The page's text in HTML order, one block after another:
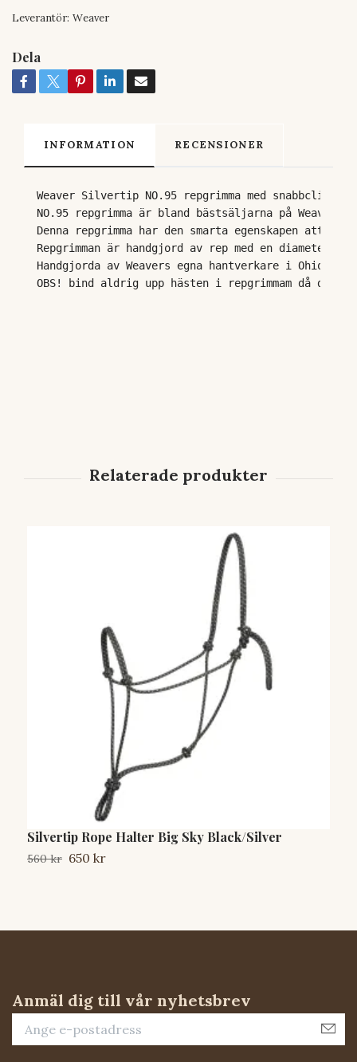
Leverantör: Weaver
Dela
INFORMATION RECENSIONER
Weaver Silvertip NO.95 repgrimma med snabbclip.
NO.95 repgrimma är bland bästsäljarna på
Denna repgrimma har den smarta egenskapen att
Repgrimman är handgjord av rep med en
Handgjorda av Weavers egna hantverkare i Ohio,
OBS! bind aldrig upp hästen i repgrimmam då
Silvertip Rope Halter Big Sky Black/Silver
560 kr 650 kr
Anmäl dig till vår nyhetsbrev